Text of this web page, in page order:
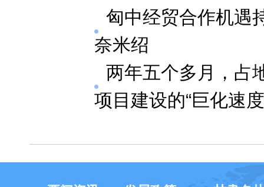
匈中经贸合作机遇
奈米绍
两年五个多月，占
项目建设的“巨化速